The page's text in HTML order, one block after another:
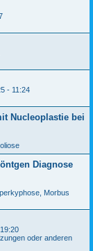
- 11:24
Nucleoplastie bei
Diagnose
Morbus
oder anderen